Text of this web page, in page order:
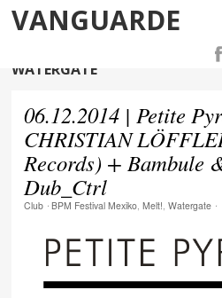
VANGUARDE
WATERGATE
06.12.2014 | Petite
CHRISTIAN
Records) + Bambule
Dub_Ctrl
Club ⋅ BPM Festival Mexiko,Melt!,Watergate ⋅